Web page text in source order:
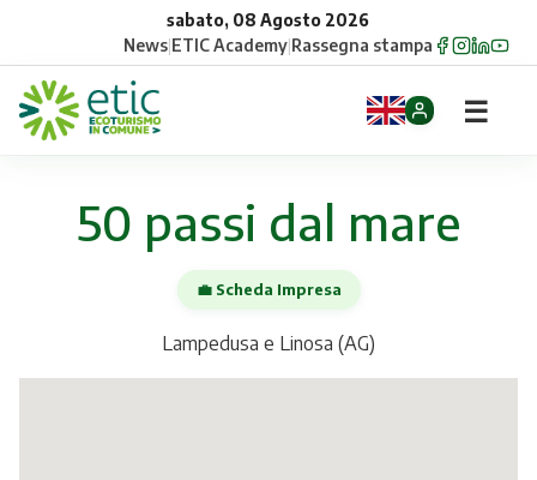
sabato, 08 Agosto 2026
News|ETIC Academy|Rassegna stampa
Opportunità
☰
50 passi dal mare
💼 Scheda Impresa
Lampedusa e Linosa (AG)